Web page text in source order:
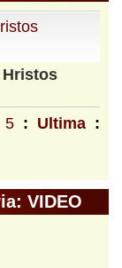
Hristos
5 : Ultima :
VIDEO